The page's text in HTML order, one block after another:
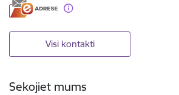
Visi kontakti
Sekojiet mums